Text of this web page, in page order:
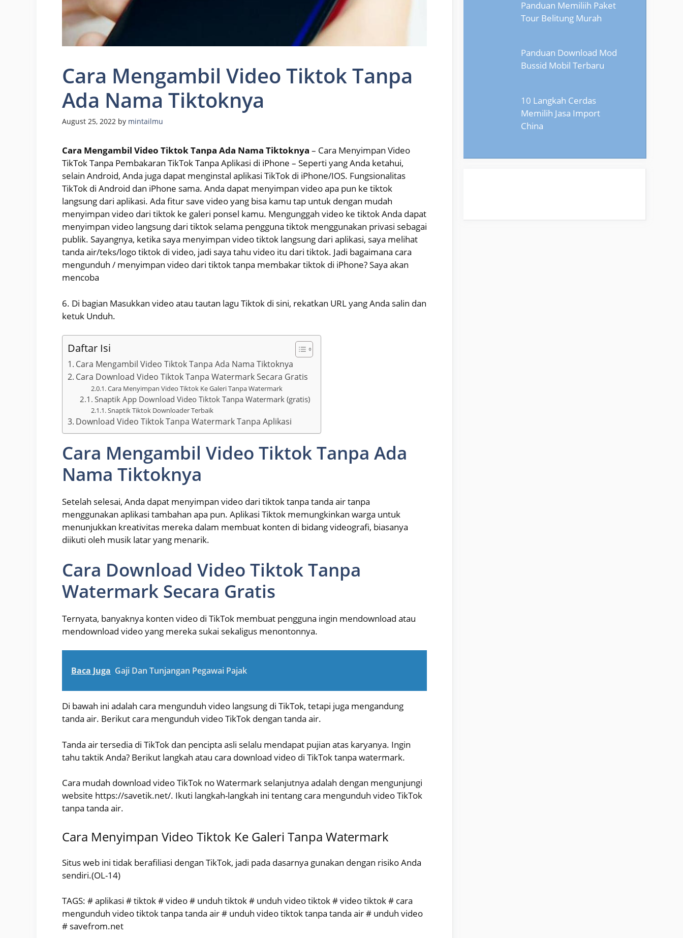
Cara Mengambil Video Tiktok Tanpa
Ada Nama Tiktoknya
August 25, 2022 by mintailmu
Cara Mengambil Video Tiktok Tanpa Ada Nama Tiktoknya – Cara Menyimpan Video
TikTok Tanpa Pembakaran TikTok Tanpa Aplikasi di iPhone – Seperti yang Anda ketahui,
selain Android, Anda juga dapat menginstal aplikasi TikTok di iPhone/IOS. Fungsionalitas
TikTok di Android dan iPhone sama. Anda dapat menyimpan video apa pun ke tiktok
langsung dari aplikasi. Ada fitur save video yang bisa kamu tap untuk dengan mudah
menyimpan video dari tiktok ke galeri ponsel kamu. Mengunggah video ke tiktok Anda dapat
menyimpan video langsung dari tiktok selama pengguna tiktok menggunakan privasi sebagai
publik. Sayangnya, ketika saya menyimpan video tiktok langsung dari aplikasi, saya melihat
tanda air/teks/logo tiktok di video, jadi saya tahu video itu dari tiktok. Jadi bagaimana cara
mengunduh / menyimpan video dari tiktok tanpa membakar tiktok di iPhone? Saya akan
mencoba
6. Di bagian Masukkan video atau tautan lagu Tiktok di sini, rekatkan URL yang Anda salin dan
ketuk Unduh.
Daftar Isi
Cara Mengambil Video Tiktok Tanpa Ada Nama Tiktoknya
Cara Download Video Tiktok Tanpa Watermark Secara Gratis
Cara Menyimpan Video Tiktok Ke Galeri Tanpa Watermark
Snaptik App Download Video Tiktok Tanpa Watermark (gratis)
Snaptik Tiktok Downloader Terbaik
Download Video Tiktok Tanpa Watermark Tanpa Aplikasi
Cara Mengambil Video Tiktok Tanpa Ada
Nama Tiktoknya
Setelah selesai, Anda dapat menyimpan video dari tiktok tanpa tanda air tanpa
menggunakan aplikasi tambahan apa pun. Aplikasi Tiktok memungkinkan warga untuk
menunjukkan kreativitas mereka dalam membuat konten di bidang videografi, biasanya
diikuti oleh musik latar yang menarik.
Cara Download Video Tiktok Tanpa
Watermark Secara Gratis
Ternyata, banyaknya konten video di TikTok membuat pengguna ingin mendownload atau
mendownload video yang mereka sukai sekaligus menontonnya.
Baca Juga Gaji Dan Tunjangan Pegawai Pajak
Di bawah ini adalah cara mengunduh video langsung di TikTok, tetapi juga mengandung
tanda air. Berikut cara mengunduh video TikTok dengan tanda air.
Tanda air tersedia di TikTok dan pencipta asli selalu mendapat pujian atas karyanya. Ingin
tahu taktik Anda? Berikut langkah atau cara download video di TikTok tanpa watermark.
Cara mudah download video TikTok no Watermark selanjutnya adalah dengan mengunjungi
website https://savetik.net/. Ikuti langkah-langkah ini tentang cara mengunduh video TikTok
tanpa tanda air.
Cara Menyimpan Video Tiktok Ke Galeri Tanpa Watermark
Situs web ini tidak berafiliasi dengan TikTok, jadi pada dasarnya gunakan dengan risiko Anda
sendiri.(OL-14)
TAGS: # aplikasi # tiktok # video # unduh tiktok # unduh video tiktok # video tiktok # cara
mengunduh video tiktok tanpa tanda air # unduh video tiktok tanpa tanda air # unduh video
# savefrom.net
Panduan Memiliih Paket
Tour Belitung Murah
Panduan Download Mod
Bussid Mobil Terbaru
10 Langkah Cerdas
Memilih Jasa Import
China